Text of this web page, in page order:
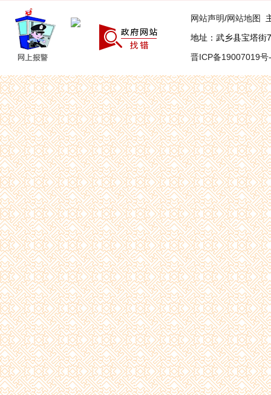
网站声明/网站地图
地址：武乡县宝塔
晋ICP备19007019号